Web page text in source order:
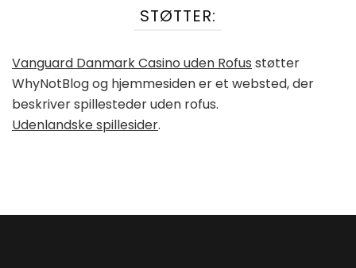
STØTTER:
Vanguard Danmark Casino uden Rofus støtter
WhyNotBlog og hjemmesiden er et websted, der
beskriver spillesteder uden rofus.
Udenlandske spillesider.